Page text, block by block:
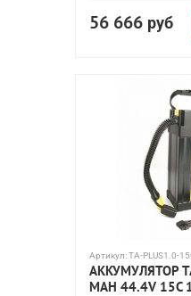
56 666 руб
Артикул:TA-PLUS1.0-
АККУМУЛЯТОР
MAH 44.4V 15C